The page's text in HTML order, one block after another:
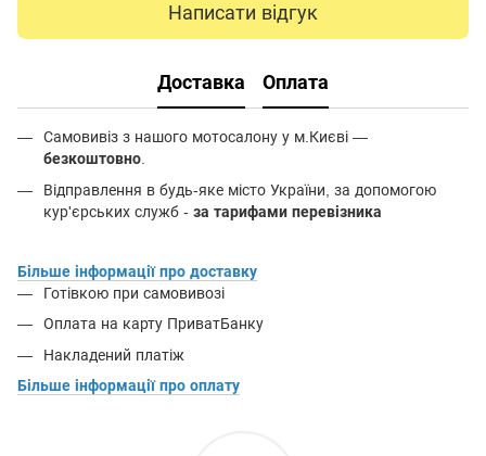
Написати відгук
Доставка Оплата
Самовивіз з нашого мотосалону у м.Києві —
безкоштовно.
Відправлення в будь-яке місто України, за допомогою
кур'єрських служб - за тарифами перевізника
Більше інформації про доставку
Готівкою при самовивозі
Оплата на карту ПриватБанку
Накладений платіж
Більше інформації про оплату